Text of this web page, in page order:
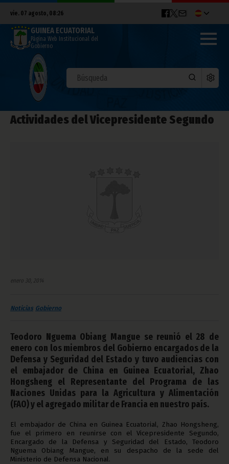
vie. 07 agosto, 08:26
GUINEA ECUATORIAL
Página Web Institucional del
Gobierno
Actividades del Vicepresidente Segundo
enero 30, 2014
Noticias Gobierno
Teodoro Nguema Obiang Mangue se reunió el 28 de
enero con los miembros del Gobierno encargados de la
Defensa y Seguridad del Estado y tuvo audiencias con
el embajador de China en Guinea Ecuatorial, Zhao
Hongsheng el Representante del Programa de las
Naciones Unidas para la Agricultura y Alimentación
(FAO) y el agregado militar de Francia en nuestro país.
El embajador de China en Guinea Ecuatorial, Zhao Hongsheng,
fue el primero en reunirse con el Vicepresidente Segundo,
Encargado de la Defensa y Seguridad del Estado, Teodoro
Nguema Obiang Mangue, en su despacho de la sede del
Ministerio de Defensa Nacional.